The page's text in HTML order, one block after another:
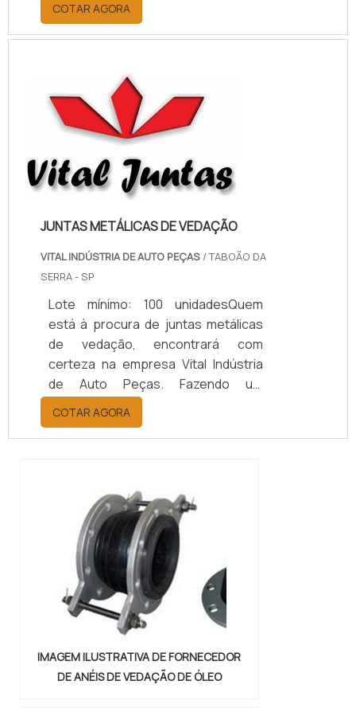
descobrindo a melhor referência do
mercado.MAIS INFORMAÇÕES
HIDRÁULICO PARA ALTA
TEMPERATURASe alguém pesquisar
papelão hidráulico para alta
temperatura encontra na internet a
kaelved. Uma empresa com alto
know-how em laudos ...
COTAR AGORA
JUNTAS METÁLICAS DE VEDAÇÃO
VITAL INDÚSTRIA DE AUTO PEÇAS / TABOÃO DA
SERRA - SP
Lote mínimo: 100 unidadesQuem
está à procura de juntas metálicas
de vedação, encontrará com
certeza na empresa Vital Indústria
de Auto Peças. Fazendo um
orçamento por meio da maior
empresa da área, é possível achar a
sofisticação, qualidade e preço
vedação, com a melhor mão de obra
da Vital Indústria de Auto Peças, o
cliente receberá ótima qualidade
com responsabilidade ambient...
COTAR AGORA
IMAGEM ILUSTRATIVA DE FORNECEDOR
DE ANÉIS DE VEDAÇÃO DE ÓLEO